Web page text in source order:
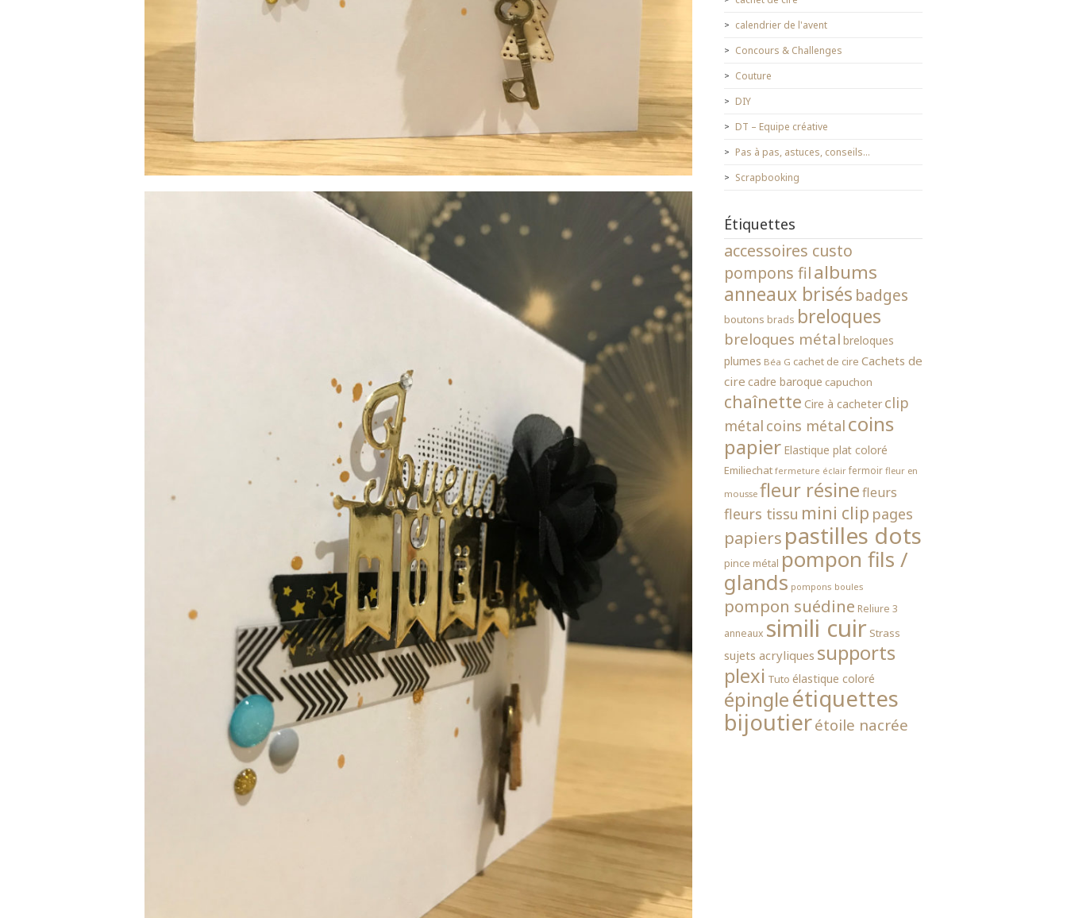
calendrier de l'avent
Concours & Challenges
Couture
DIY
DT – Equipe créative
Pas à pas, astuces, conseils…
Scrapbooking
Étiquettes
accessoires custo
pompons filalbums
anneaux brisés badges
boutons brads breloques
breloques métal breloques
plumes Béa G cachet de cire Cachets de
cire cadre baroque capuchon
chaînette Cire à cacheter clip
métal coins métal coins
papier Elastique plat coloré
Emiliechat fermeture éclair fermoir fleur en
mousse fleur résinefleurs
fleurs tissu mini clip pages
papiers pastilles dots
pince métal pompon fils /
glands pompons boules
pompon suédine Reliure 3
anneaux simili cuir Strass
sujets acryliques supports
plexi Tuto élastique coloré
épingleétiquettes
bijoutierétoile nacrée